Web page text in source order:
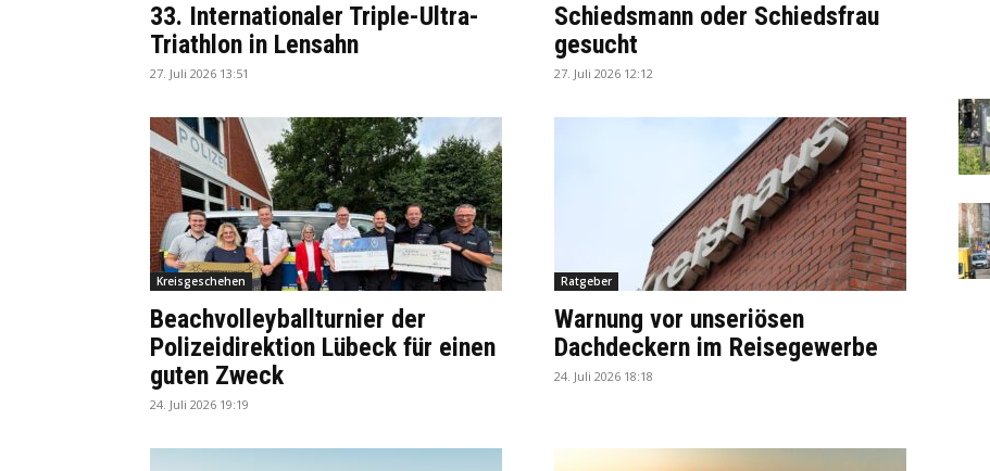
33. Internationaler Triple-Ultra-
Triathlon in Lensahn
27. Juli 2026 13:51
Schiedsmann oder Schiedsfrau
gesucht
27. Juli 2026 12:12
Kreisgeschehen
Beachvolleyballturnier der
Polizeidirektion Lübeck für einen
guten Zweck
24. Juli 2026 19:19
Ratgeber
Warnung vor unseriösen
Dachdeckern im Reisegewerbe
24. Juli 2026 18:18